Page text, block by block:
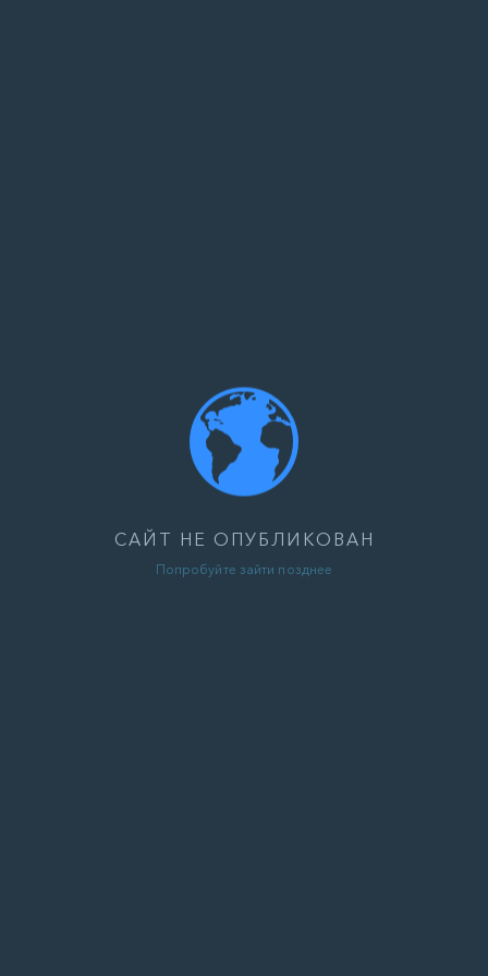
САЙТ НЕ ОПУБЛИКОВАН
Попробуйте зайти позднее